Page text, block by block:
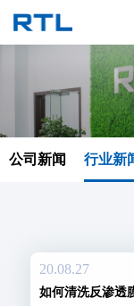
公司新闻 行业新
20.08.27
如何清洗反渗透